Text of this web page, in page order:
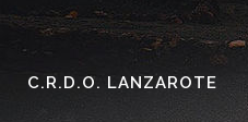
C.R.D.O. LANZAROTE